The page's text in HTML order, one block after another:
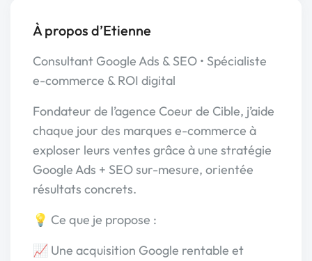
À propos d’Etienne
Consultant Google Ads & SEO • Spécialiste
e-commerce & ROI digital
Fondateur de l’agence Coeur de Cible, j’aide
chaque jour des marques e-commerce à
exploser leurs ventes grâce à une stratégie
Google Ads + SEO sur-mesure, orientée
résultats concrets.
💡 Ce que je propose :
📈 Une acquisition Google rentable et